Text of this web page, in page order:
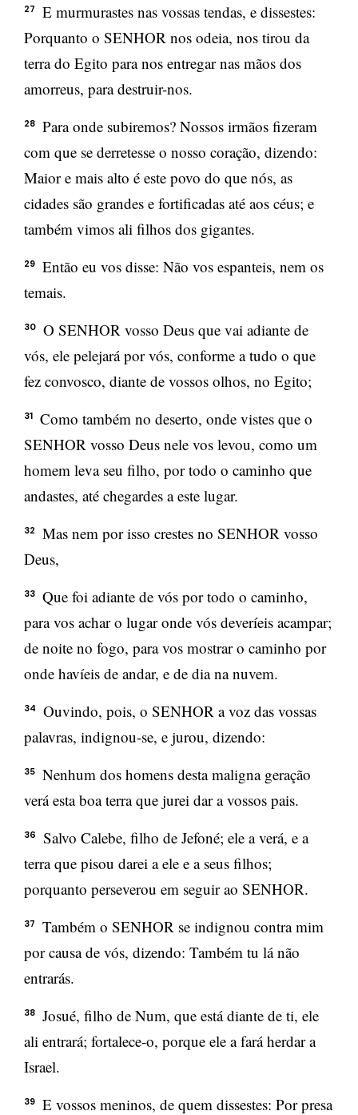
27
E murmurastes nas vossas tendas, e dissestes:
Porquanto o SENHOR nos odeia, nos tirou da
terra do Egito para nos entregar nas mãos dos
amorreus, para destruir-nos.
28
Para onde subiremos? Nossos irmãos fizeram
com que se derretesse o nosso coração, dizendo:
Maior e mais alto é este povo do que nós, as
cidades são grandes e fortificadas até aos céus; e
também vimos ali filhos dos gigantes.
29
Então eu vos disse: Não vos espanteis, nem os
temais.
30
O SENHOR vosso Deus que vai adiante de
vós, ele pelejará por vós, conforme a tudo o que
fez convosco, diante de vossos olhos, no Egito;
31
Como também no deserto, onde vistes que o
SENHOR vosso Deus nele vos levou, como um
homem leva seu filho, por todo o caminho que
andastes, até chegardes a este lugar.
32
Mas nem por isso crestes no SENHOR vosso
Deus,
33
Que foi adiante de vós por todo o caminho,
para vos achar o lugar onde vós deveríeis acampar;
de noite no fogo, para vos mostrar o caminho por
onde havíeis de andar, e de dia na nuvem.
34
Ouvindo, pois, o SENHOR a voz das vossas
palavras, indignou-se, e jurou, dizendo:
35
Nenhum dos homens desta maligna geração
verá esta boa terra que jurei dar a vossos pais.
36
Salvo Calebe, filho de Jefoné; ele a verá, e a
terra que pisou darei a ele e a seus filhos;
porquanto perseverou em seguir ao SENHOR.
37
Também o SENHOR se indignou contra mim
por causa de vós, dizendo: Também tu lá não
entrarás.
38
Josué, filho de Num, que está diante de ti, ele
ali entrará; fortalece-o, porque ele a fará herdar a
Israel.
39
E vossos meninos, de quem dissestes: Por presa